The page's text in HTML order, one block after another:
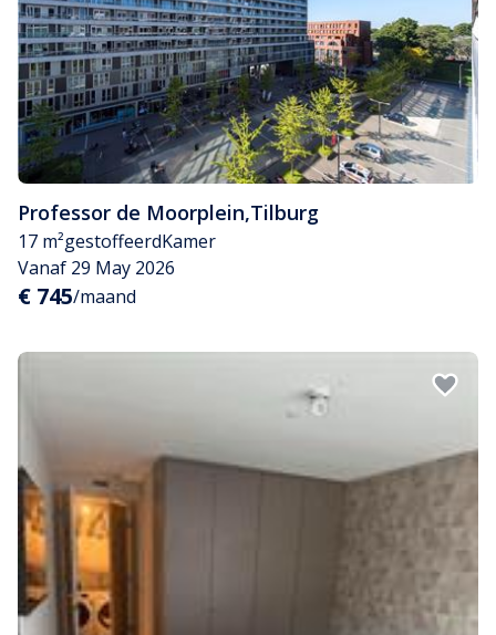
Professor de Moorplein,Tilburg
17 m²gestoffeerdKamer
Vanaf 29 May 2026
€ 745/maand